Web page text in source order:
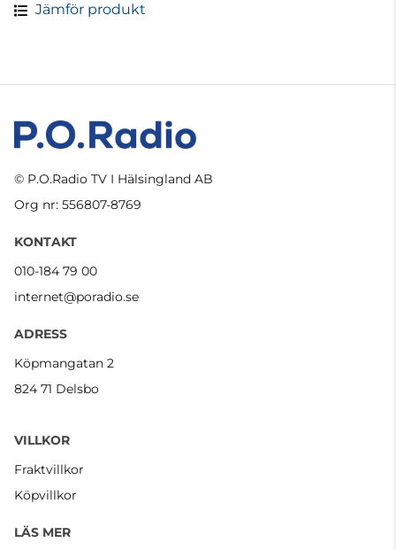
Jämför produkt
© P.O.Radio TV I Hälsingland AB
Org nr: 556807-8769
KONTAKT
010-184 79 00
internet@poradio.se
ADRESS
Köpmangatan 2
824 71 Delsbo
VILLKOR
Fraktvillkor
Köpvillkor
LÄS MER